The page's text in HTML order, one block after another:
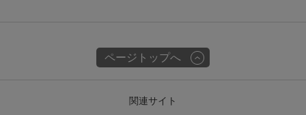
ページトップへ
関連サイト